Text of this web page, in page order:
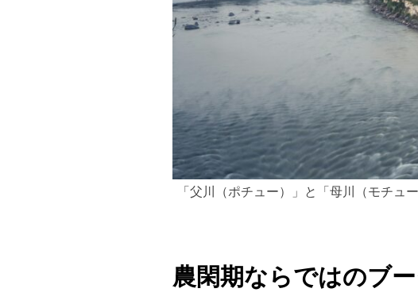
「父川（ポチュー）」と「母川（モチュ
農閑期ならではのブ